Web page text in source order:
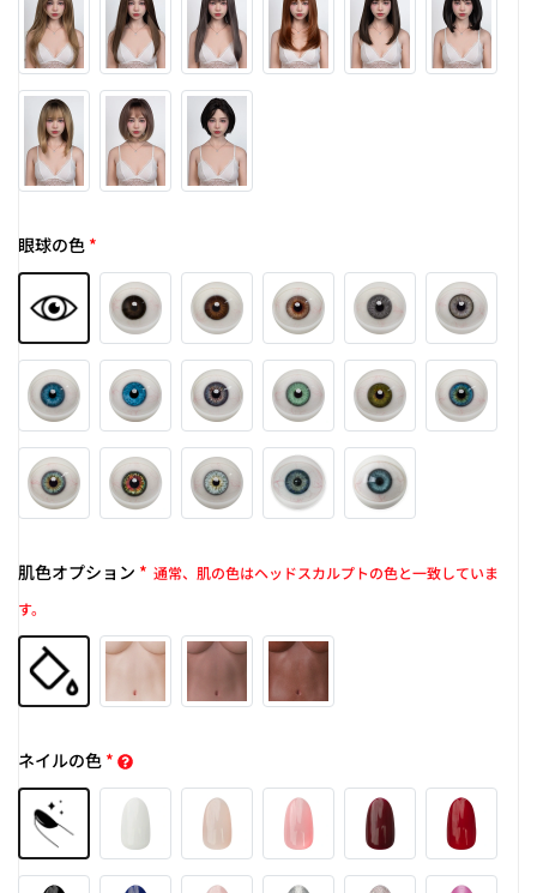
眼球の色 *
肌色オプション * 通常、肌の色はヘッドスカルプトの色と一致していま
す。
ネイルの色 *